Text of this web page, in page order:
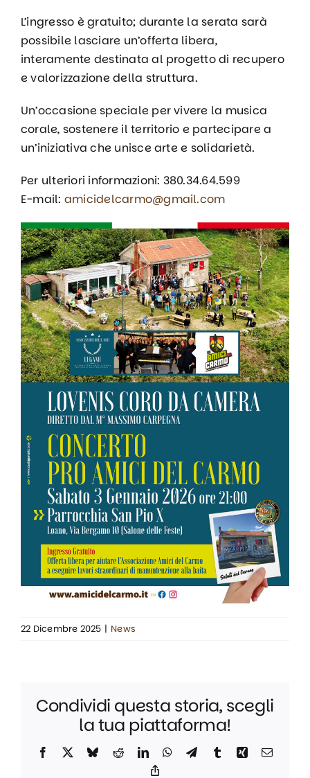
L’ingresso è gratuito; durante la serata sarà
possibile lasciare un’offerta libera,
interamente destinata al progetto di recupero
e valorizzazione della struttura.
Un’occasione speciale per vivere la musica
corale, sostenere il territorio e partecipare a
un’iniziativa che unisce arte e solidarietà.
Per ulteriori informazioni: 380.34.64.599‬
E-mail: amicidelcarmo@gmail.com
22 Dicembre 2025 | News
Condividi questa storia, scegli
la tua piattaforma!
Facebook BlueskyRedditLinkedInWhatsApp
TelegramTumblrXing Email